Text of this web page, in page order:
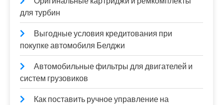
для турбин
Выгодные условия кредитования при
покупке автомобиля Белджи
Автомобильные фильтры для двигателей и
систем грузовиков
Как поставить ручное управление на